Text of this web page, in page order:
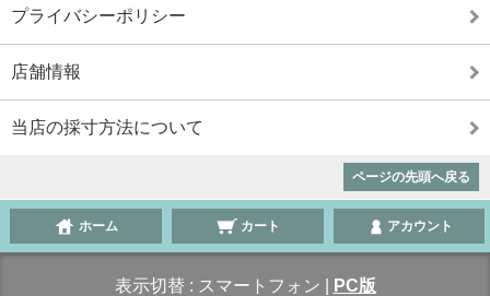
プライバシーポリシー
店舗情報
当店の採寸方法について
ページの先頭へ戻る
ホーム カート アカウント
表示切替 : スマートフォン PC版